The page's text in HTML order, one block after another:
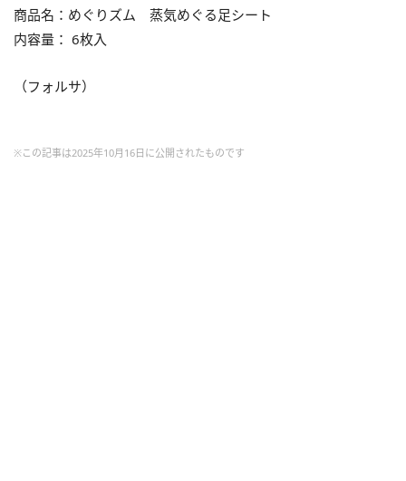
商品名：めぐりズム 蒸気めぐる足シート
内容量： 6枚入
（フォルサ）
※この記事は2025年10月16日に公開されたものです